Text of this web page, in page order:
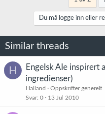
Du må logge inn eller
Similar threads
H
Engelsk Ale inspirert
ingredienser)
Halland
Oppskrifter generelt
Svar 0 13 Jul 2010